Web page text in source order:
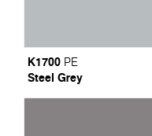
K1700 PE
Steel Grey